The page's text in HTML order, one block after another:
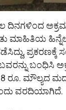
ದಿನಗಳಿಂದ
ಮಾಹಿತಿಯ
ಬಂಧಿಸಿ
ರೂ. ಮೌಲ್ಯದ
ವರದಿಯಾಗಿದೆ.